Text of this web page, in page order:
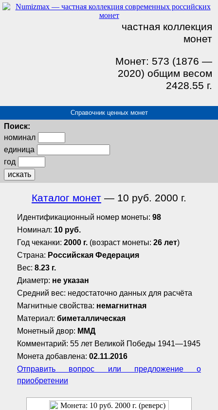
частная коллекция
монет
Монет: 573 (1876 —
2020) общим весом
2428.55 г.
Справочник ценных монет
Поиск:
номинал
единица
год
искать
Каталог монет — 10 руб. 2000 г.
Идентификационный номер монеты: 98
Номинал: 10 руб.
Год чеканки: 2000 г. (возраст монеты: 26 лет)
Страна: Российская Федерация
Вес: 8.23 г.
Диаметр: не указан
Средний вес: недостаточно данных для расчёта
Магнитные свойства: немагнитная
Материал: биметаллическая
Монетный двор: ММД
Комментарий: 55 лет Великой Победы 1941—1945
Монета добавлена: 02.11.2016
Отправить вопрос или предложение о
приобретении